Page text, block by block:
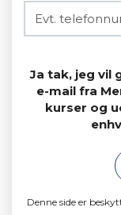
Ja tak, jeg vil
e-mail fra
kurser og
Denne side er